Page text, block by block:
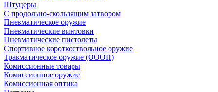
Штуцеры
С продольно-скользящим затвором
Пневматическое оружие
Пневматические винтовки
Пневматические пистолеты
Спортивное короткоствольное оружие
Травматическое оружие (ОООП)
Комиссионные товары
Комиссионное оружие
Комиссионная оптика